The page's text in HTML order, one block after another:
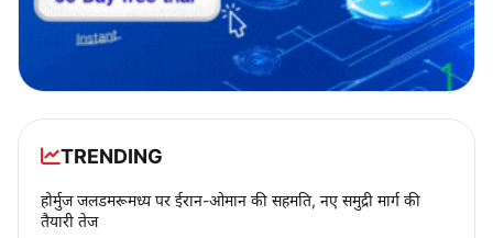
TRENDING
होर्मुज जलडमरूमध्य पर ईरान-ओमान की सहमति, नए समुद्री मार्ग की
तैयारी तेज